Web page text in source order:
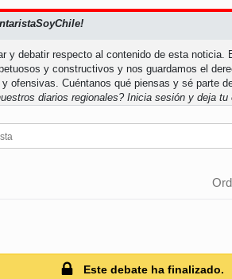
y debatir respecto al contenido de esta noticia.
y constructivos y nos guardamos el
ofensivas. Cuéntanos qué piensas y sé parte
diarios regionales? Inicia sesión y deja tu
Este debate ha finalizado.